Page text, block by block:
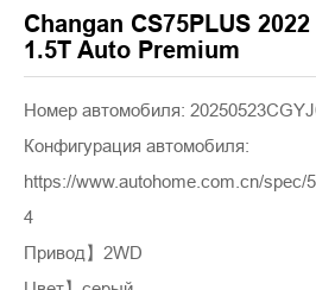
Changan CS75PLUS
1.5T Auto Premium
Номер автомобиля:
Конфигурация автомобиля:
https://www.autohome.com.cn/spec/
4
Привод】2WD